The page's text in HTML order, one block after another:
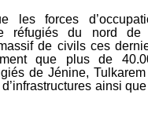
les forces
réfugiés du nord de
de civils ces
que plus de
de Jénine,
ainsi